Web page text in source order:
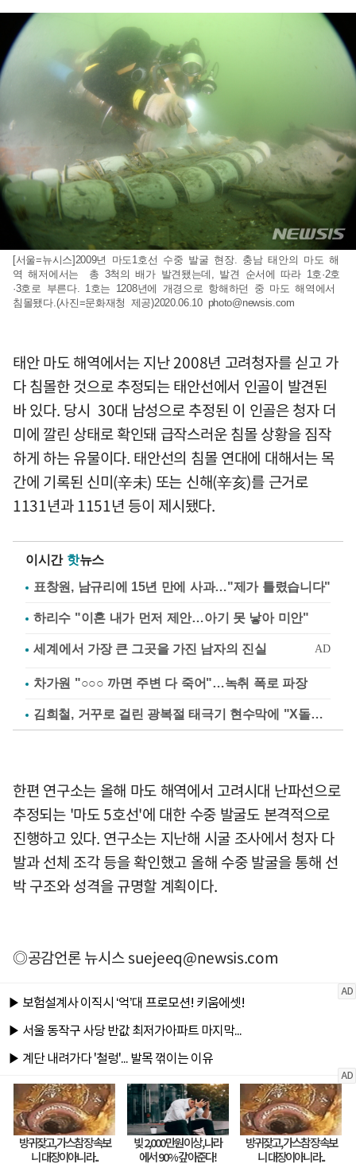
[서울=뉴시스]2009년 마도1호선 수중 발굴 현장. 충남 태안의 마도 해
역 해저에서는 총 3척의 배가 발견됐는데, 발견 순서에 따라 1호·2호
·3호로 부른다. 1호는 1208년에 개경으로 항해하던 중 마도 해역에서
침몰됐다.(사진=문화재청 제공)2020.06.10 photo@newsis.com
태안 마도 해역에서는 지난 2008년 고려청자를 싣고 가
다 침몰한 것으로 추정되는 태안선에서 인골이 발견된
바 있다. 당시 30대 남성으로 추정된 이 인골은 청자 더
미에 깔린 상태로 확인돼 급작스러운 침몰 상황을 짐작
하게 하는 유물이다. 태안선의 침몰 연대에 대해서는 목
간에 기록된 신미(辛未) 또는 신해(辛亥)를 근거로
1131년과 1151년 등이 제시됐다.
이시간 핫뉴스
표창원, 남규리에 15년 만에 사과…"제가 틀렸습니다"
하리수 "이혼 내가 먼저 제안…아기 못 낳아 미안"
차가원 "○○○ 까면 주변 다 죽어"…녹취 폭로 파장
김희철, 거꾸로 걸린 광복절 태극기 현수막에 "X돌았네"
한편 연구소는 올해 마도 해역에서 고려시대 난파선으로
추정되는 '마도 5호선'에 대한 수중 발굴도 본격적으로
진행하고 있다. 연구소는 지난해 시굴 조사에서 청자 다
발과 선체 조각 등을 확인했고 올해 수중 발굴을 통해 선
박 구조와 성격을 규명할 계획이다.
◎공감언론 뉴시스suejeeq@newsis.com